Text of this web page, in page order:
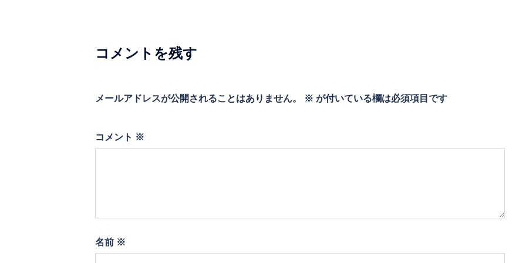
コメントを残す
メールアドレスが公開されることはありません。 ※ が付いている欄は必須項目です
コメント ※
名前 ※